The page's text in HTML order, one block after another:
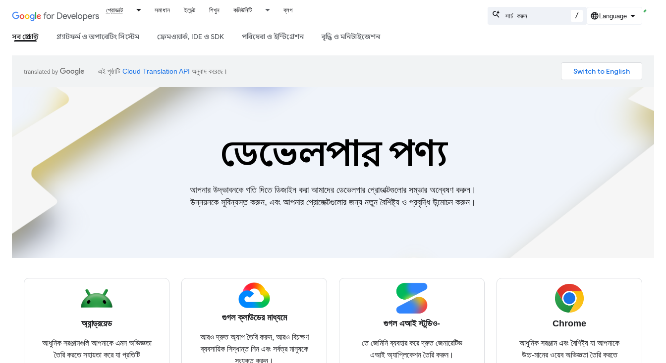
প্রোডাক্ট সমাধান ইভেন্ট শিখুন কমিউনিটি ব্লগ
/
সব প্রোডাক্ট প্ল্যাটফর্ম ও অপারেটিং সিস্টেম ফ্রেমওয়ার্ক, IDE ও SDK পরিষেবা ও ইন্টিগ্রেশন বৃদ্ধি ও মনিটাইজেশন
এই পৃষ্ঠাটি Cloud Translation API অনুবাদ করেছে।
ডেভেলপার পণ্য
আপনার উদ্ভাবনকে গতি দিতে ডিজাইন করা আমাদের ডেভেলপার প্রোডাক্টগুলোর সম্ভার অন্বেষণ করুন।
উন্নয়নকে সুবিন্যস্ত করুন, এবং আপনার প্রোজেক্টগুলোর জন্য নতুন বৈশিষ্ট্য ও প্রবৃদ্ধি উন্মোচন করুন।
অ্যান্ড্রয়েড
আধুনিক সরঞ্জামগুলি আপনাকে এমন অভিজ্ঞতা
তৈরি করতে সহায়তা করে যা প্রতিটি
গুগল ক্লাউডের মাধ্যমে
আরও দ্রুত অ্যাপ তৈরি করুন, আরও বিচক্ষণ
ব্যবসায়িক সিদ্ধান্ত নিন এবং সর্বত্র মানুষকে
সংযুক্ত করুন।
গুগল এআই স্টুডিও-
তে জেমিনি ব্যবহার করে দ্রুত জেনারেটিভ
এআই অ্যাপ্লিকেশন তৈরি করুন।
Chrome
আধুনিক সরঞ্জাম এবং বৈশিষ্ট্য যা আপনাকে
উচ্চ-মানের ওয়েব অভিজ্ঞতা তৈরি করতে